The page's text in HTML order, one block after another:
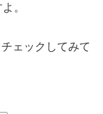
。
ェックしてみて